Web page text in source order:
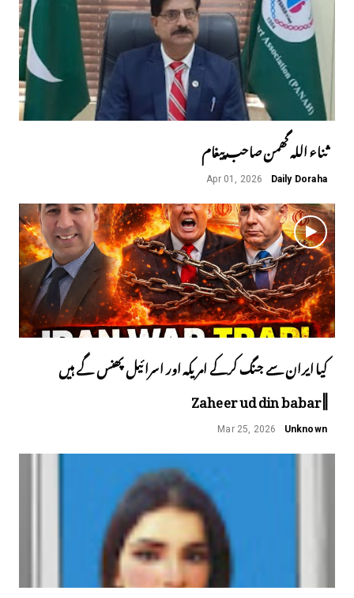
ثناء اللہ گھمن صاحب پیغام
Daily Doraha
Apr 01, 2026
کیا ایران سے جنگ کرکے امریکہ اور اسرائیل پھنس گے ہیں
||Zaheer ud din babar
Unknown
Mar 25, 2026